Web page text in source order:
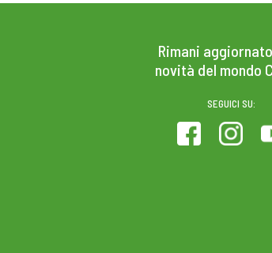
Rimani
novità del mondo
SEGUICI SU: